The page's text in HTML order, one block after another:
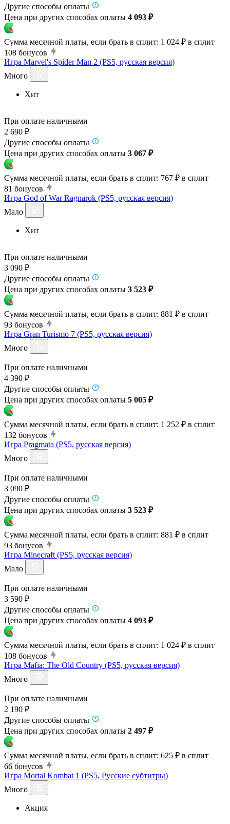
Другие способы оплаты
Цена при других способах оплаты 4 093 ₽
Сумма месячной платы, если брать в сплит: 1 024 ₽ в сплит
108 бонусов
Игра Marvel's Spider Man 2 (PS5, русская версия)
Много
Хит
При оплате наличными
2 690 ₽
Другие способы оплаты
Цена при других способах оплаты 3 067 ₽
Сумма месячной платы, если брать в сплит: 767 ₽ в сплит
81 бонусов
Игра God of War Ragnarok (PS5, русская версия)
Мало
Хит
При оплате наличными
3 090 ₽
Другие способы оплаты
Цена при других способах оплаты 3 523 ₽
Сумма месячной платы, если брать в сплит: 881 ₽ в сплит
93 бонусов
Игра Gran Turismo 7 (PS5, русская версия)
Много
При оплате наличными
4 390 ₽
Другие способы оплаты
Цена при других способах оплаты 5 005 ₽
Сумма месячной платы, если брать в сплит: 1 252 ₽ в сплит
132 бонусов
Игра Pragmata (PS5, русская версия)
Много
При оплате наличными
3 090 ₽
Другие способы оплаты
Цена при других способах оплаты 3 523 ₽
Сумма месячной платы, если брать в сплит: 881 ₽ в сплит
93 бонусов
Игра Minecraft (PS5, русская версия)
Мало
При оплате наличными
3 590 ₽
Другие способы оплаты
Цена при других способах оплаты 4 093 ₽
Сумма месячной платы, если брать в сплит: 1 024 ₽ в сплит
108 бонусов
Игра Mafia: The Old Country (PS5, русская версия)
Много
При оплате наличными
2 190 ₽
Другие способы оплаты
Цена при других способах оплаты 2 497 ₽
Сумма месячной платы, если брать в сплит: 625 ₽ в сплит
66 бонусов
Игра Mortal Kombat 1 (PS5, Русские субтитры)
Много
Акция